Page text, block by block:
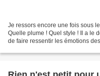
Je ressors encore une fois sous
Quelle plume ! Quel style ! Il a le
de faire ressentir les émotions